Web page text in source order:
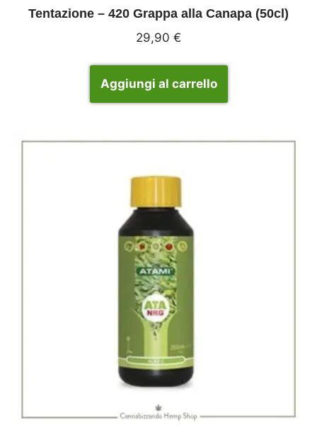
Tentazione – 420 Grappa alla Canapa (50cl)
29,90 €
Aggiungi al carrello